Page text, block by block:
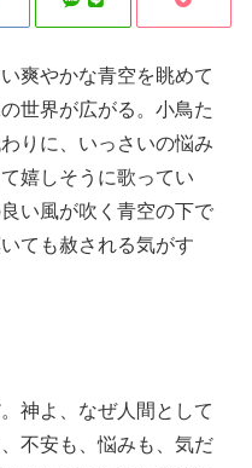
爽やかな青空を眺めて
世界が広がる。小鳥た
りに、いっさいの悩み
嬉しそうに歌ってい
い風が吹く青空の下で
ても赦される気がす
神よ、なぜ人間として
不安も、悩みも、気だ